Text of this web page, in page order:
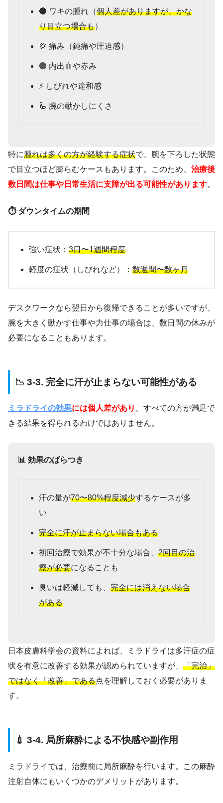
🔴 ワキの腫れ（個人差がありますが、かな
り目立つ場合も）
💢 痛み（鈍痛や圧迫感）
🟣 内出血や赤み
⚡ しびれや違和感
🦾 腕の動かしにくさ
特に腫れは多くの方が経験する症状で、腕を下ろした状態
で目立つほど膨らむケースもあります。このため、 治療後
数日間は仕事や日常生活に支障が出る可能性があります。
⏱️ ダウンタイムの期間
強い症状： 3日〜1週間程度
軽度の症状（しびれなど）： 数週間〜数ヶ月
デスクワークなら翌日から復帰できることが多いですが、
腕を大きく動かす仕事や力仕事の場合は、数日間の休みが
必要になることもあります。
📉 3-3. 完全に汗が止まらない可能性がある
ミラドライの効果には個人差があり
、すべての方が満足で
きる結果を得られるわけではありません。
📊 効果のばらつき
汗の量が70〜80%程度減少するケースが多
い
完全に汗が止まらない場合もある
初回治療で効果が不十分な場合、 2回目の治
療が必要になることも
臭いは軽減しても、 完全には消えない場合
がある
日本皮膚科学会の資料によれば、ミラドライは多汗症の症
状を有意に改善する効果が認められていますが、 「完治」
ではなく「改善」である点を理解しておく必要がありま
す。
💉 3-4. 局所麻酔による不快感や副作用
ミラドライでは、治療前に局所麻酔を行います。この麻酔
注射自体にもいくつかのデメリットがあります。